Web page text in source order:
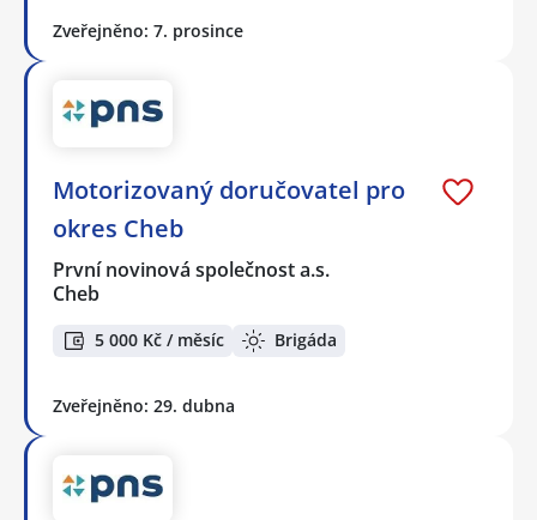
Zveřejněno: 7. prosince
Motorizovaný doručovatel pro
okres Cheb
První novinová společnost a.s.
Cheb
5 000 Kč / měsíc Brigáda
Zveřejněno: 29. dubna